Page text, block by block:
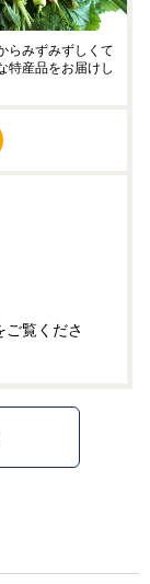
らみずみずしくて
特産品をお届けし
ご覧くださ